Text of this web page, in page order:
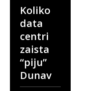
Koliko
data
centri
zaista
“piju”
Dunav